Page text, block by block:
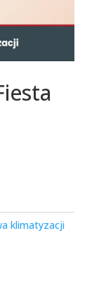
klimatyzacji